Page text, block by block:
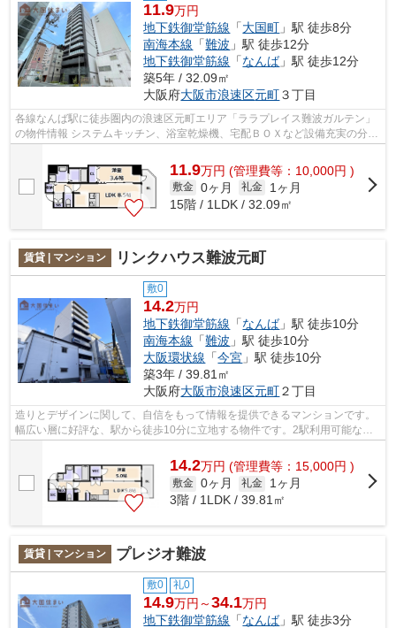
11.9万円
地下鉄御堂筋線 「大国町 」駅 徒歩8分
南海本線 「難波 」駅 徒歩12分
地下鉄御堂筋線 「なんば」駅 徒歩12分
築5年 / 32.09㎡
大阪府大阪市浪速区元町３丁目
各線なんば駅に徒歩圏内の浪速区元町エリア「ララプレイス難波ガルテン」
の物件情報 システムキッチン、浴室乾燥機、宅配ＢＯＸなど設備充実の分譲
11.9万円 (管理費等：10,000円 )
敷金 0ヶ月 礼金
1ヶ月
15階 / 1LDK / 32.09㎡
賃貸 | マンション リンクハウス難波元町
敷0
14.2万円
地下鉄御堂筋線 「なんば」駅 徒歩10分
南海本線 「難波 」駅 徒歩10分
大阪環状線 「今宮 」駅 徒歩10分
築3年 / 39.81㎡
大阪府大阪市浪速区元町２丁目
造りとデザインに関して、自信をもって情報を提供できるマンションです。
幅広い層に好評な、駅から徒歩10分に立地する物件です。2駅利用可能な物
件なので、交通経路を選ぶことができま...
14.2万円 (管理費等：15,000円 )
敷金 0ヶ月 礼金
1ヶ月
3階 / 1LDK / 39.81㎡
賃貸 | マンション プレジオ難波
敷0 礼0
14.9万円～34.1万円
地下鉄御堂筋線 「なんば」駅 徒歩3分